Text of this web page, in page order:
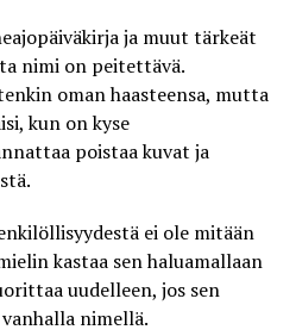
ja muut tärkeät
nimi on peitettävä.
oman haasteensa, mutta
kun on kyse
poistaa kuvat ja
ei ole mitään
kastaa sen haluamallaan
uudelleen, jos sen
nimellä.